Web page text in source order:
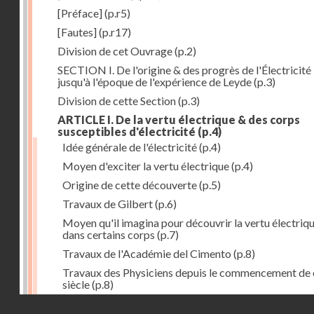
[Préface](p.r5)
[Fautes](p.r17)
Division de cet Ouvrage(p.2)
SECTION I. De l'origine & des progrès de l'Électricité
jusqu'à l'époque de l'expérience de Leyde(p.3)
Division de cette Section(p.3)
ARTICLE I. De la vertu électrique & des corps
susceptibles d'électricité (p.4)
Idée générale de l'électricité(p.4)
Moyen d'exciter la vertu électrique(p.4)
Origine de cette découverte(p.5)
Travaux de Gilbert(p.6)
Moyen qu'il imagina pour découvrir la vertu
dans certains corps (p.7)
Travaux de l'Académie del Cimento (p.8)
Travaux des Physiciens depuis le commencement de
siècle(p.8)